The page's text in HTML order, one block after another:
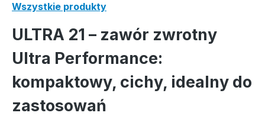
Wszystkie produkty
ULTRA 21 – zawór zwrotny
Ultra Performance:
kompaktowy, cichy, idealny do
zastosowań